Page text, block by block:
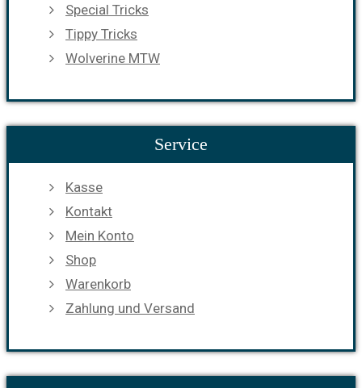
Special Tricks
Tippy Tricks
Wolverine MTW
Service
Kasse
Kontakt
Mein Konto
Shop
Warenkorb
Zahlung und Versand